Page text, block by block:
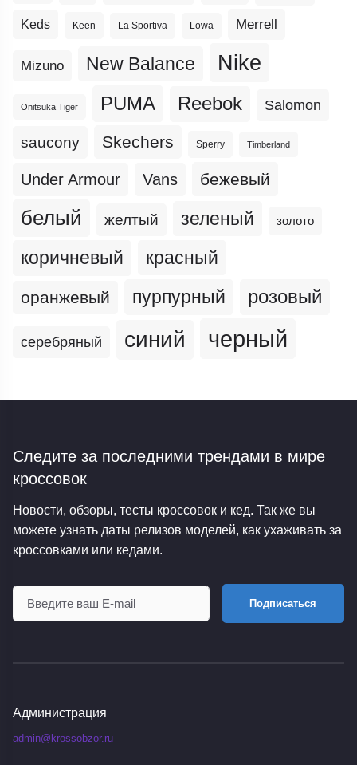
Keds Keen La Sportiva Lowa Merrell
Mizuno New Balance Nike
Onitsuka Tiger PUMA Reebok Salomon
saucony Skechers Sperry Timberland
Under Armour Vans бежевый
белый желтый зеленый золото
коричневый красный
оранжевый пурпурный розовый
серебряный синий черный
Следите за последними трендами в мире
кроссовок
Новости, обзоры, тесты кроссовок и кед. Так же вы
можете узнать даты релизов моделей, как ухаживать за
кроссовками или кедами.
Подписаться
Администрация
admin@krossobzor.ru